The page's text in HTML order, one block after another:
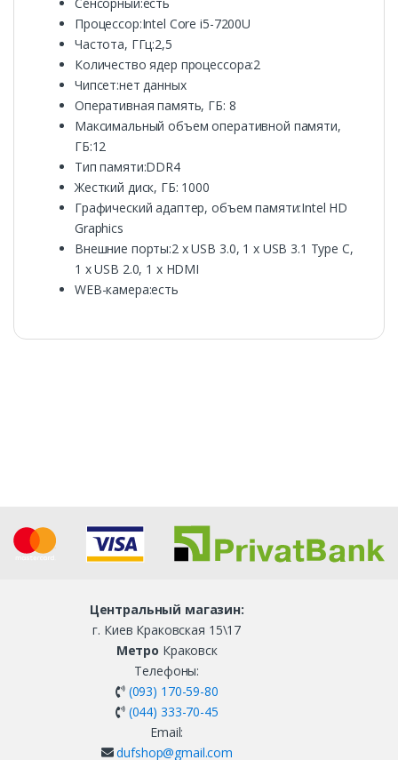
Сенсорный:есть
Процессор:Intel Core i5-7200U
Частота, ГГц:2,5
Количество ядер процессора:2
Чипсет:нет данных
Оперативная память, ГБ: 8
Максимальный объем оперативной памяти,
ГБ:12
Тип памяти:DDR4
Жесткий диск, ГБ: 1000
Графический адаптер, объем памяти:Intel HD
Graphics
Внешние порты:2 x USB 3.0, 1 x USB 3.1 Type C,
1 x USB 2.0, 1 x HDMI
WEB-камера:есть
Центральный магазин:
г. Киев Краковская 15\17
Метро Краковск
Телефоны:
(093) 170-59-80
(044) 333-70-45
Email:
dufshop@gmail.com